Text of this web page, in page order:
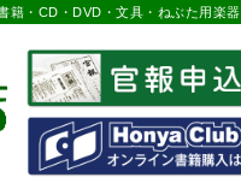
籍・CD・DVD・文具・ねぶた用楽器